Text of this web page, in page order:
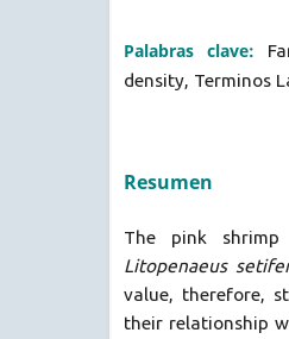
Palabras clave:
density, Terminos
Resumen
The pink shrimp
Litopenaeus
value, therefore,
their relationship